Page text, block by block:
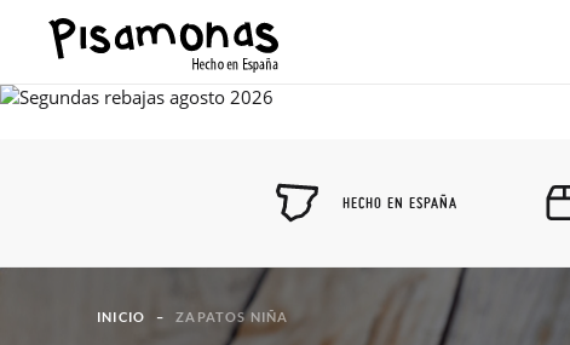
HECHO EN ESPAÑA
INICIO ZAPATOS NIÑA